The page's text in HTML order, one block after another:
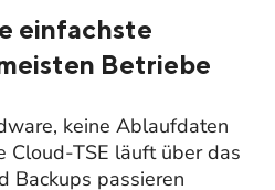
einfachste
Betriebe
keine Ablaufdaten
Cloud-TSE läuft über das
Backups passieren